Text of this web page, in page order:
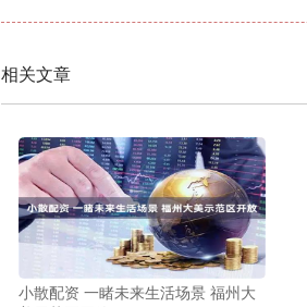
相关文章
小散配资 一睹未来生活场景 福州大